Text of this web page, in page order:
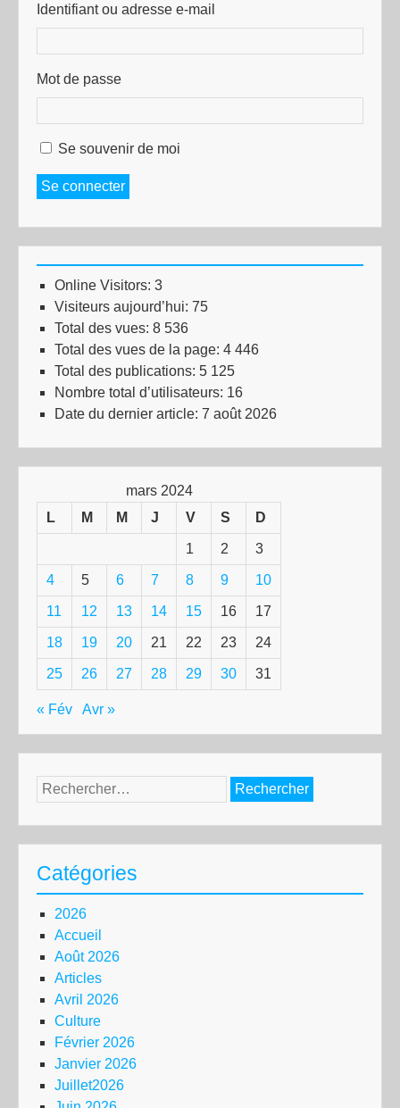
Identifiant ou adresse e-mail
Mot de passe
Se souvenir de moi
Se connecter
Online Visitors: 3
Visiteurs aujourd’hui: 75
Total des vues: 8 536
Total des vues de la page: 4 446
Total des publications: 5 125
Nombre total d’utilisateurs: 16
Date du dernier article: 7 août 2026
mars 2024
L
M M J V S D
1 2 3
4 5 6 7 8 9 10
11 12 13 14 15 16 17
18 19 20 21 22 23 24
25 26 27 28 29 30 31
« Fév Avr »
Rechercher :
Catégories
2026
Accueil
Août 2026
Articles
Avril 2026
Culture
Février 2026
Janvier 2026
Juillet2026